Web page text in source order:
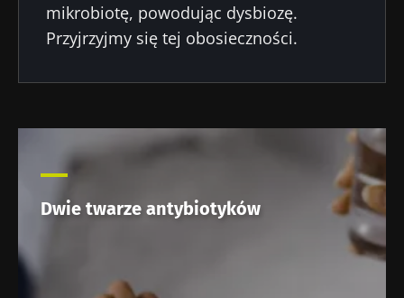
mikrobiotę, powodując dysbiozę.
Przyjrzyjmy się tej obosieczności.
Dwie twarze antybiotyków